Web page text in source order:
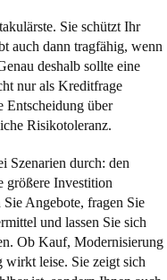
Sie schützt Ihr
auch dann tragfähig, wenn
deshalb sollte eine
nur als Kreditfrage
Entscheidung über
Risikotoleranz.
Szenarien durch: den
größere Investition
Angebote, fragen Sie
und lassen Sie sich
Ob Kauf, Modernisierung
wirkt leise. Sie zeigt sich